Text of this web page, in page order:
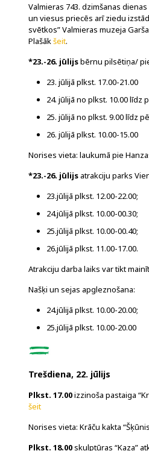
Valmieras 743. dzimšanas
un viesus priecēs arī ziedu
svētkos” Valmieras muzeja
Plašākšeit.
*23.-26. jūlijsbērnu pilsētiņa/
23. jūlijā plkst. 17.00-21.00
24. jūlijā no plkst. 10.00 līdz
25. jūlijā no plkst. 9.00 līdz
26. jūlijā plkst. 10.00-15.00
Norises vieta: laukumā pie
*23.-26. jūlijsatrakciju parks
23.jūlijā plkst. 12.00-22.00;
24.jūlijā plkst. 10.00-00.30;
25.jūlijā plkst. 10.00-00.40;
26.jūlijā plkst. 11.00-17.00.
Atrakciju darba laiks var tikt
Našķi un sejas apgleznošana:
24.jūlijā plkst. 10.00-20.00;
25.jūlijā plkst. 10.00-20.00
Trešdiena, 22. jūlijs
Plkst. 17.00izzinoša pastaiga
šeit
Norises vieta: Krāču kakta
Plkst. 18.00skulptūras “Kaza”